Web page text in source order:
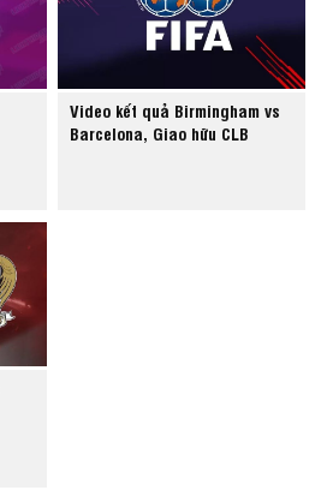
Video kết quả Birmingham vs
Barcelona, Giao hữu CLB